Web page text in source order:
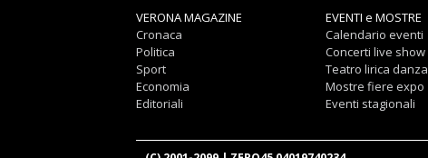
VERONA MAGAZINE
Cronaca
Politica
Sport
Economia
Editoriali
EVENTI e MOSTRE
Calendario eventi
Concerti live show
Teatro lirica danza
Mostre fiere expo
Eventi stagionali